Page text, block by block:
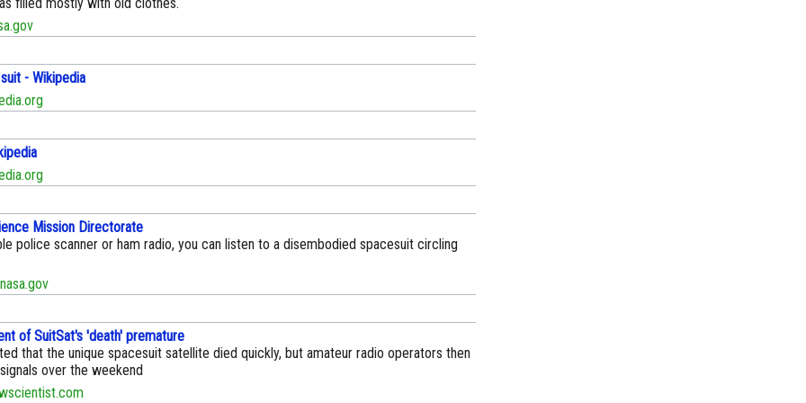
- Wikipedia
Mission Directorate
police scanner or ham radio, you can listen to a disembodied spacesuit circling
of SuitSat's 'death' premature
that the unique spacesuit satellite died quickly, but amateur radio operators then
over the weekend